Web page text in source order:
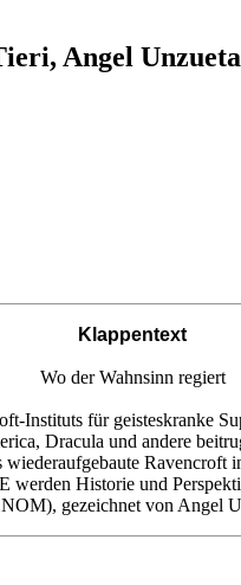
Angel
Klappentext
Wo der Wahnsinn regiert
Instituts für geisteskranke
Dracula und andere
wiederaufgebaute
Historie und
gezeichnet von Angel